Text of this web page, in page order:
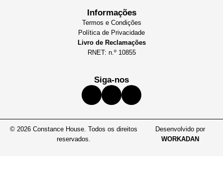
Informações
Termos e Condições
Política de Privacidade
Livro de Reclamações
RNET: n.º 10855
Siga-nos
© 2026 Constance House. Todos os direitos
reservados.
Desenvolvido por
WORKADAN